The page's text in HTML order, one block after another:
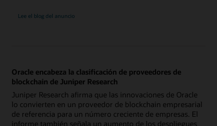
Lee el blog del anuncio
Oracle encabeza la clasificación de proveedores de
blockchain de Juniper Research
Juniper Research afirma que las innovaciones de Oracle
lo convierten en un proveedor de blockchain empresarial
de referencia para un número creciente de empresas. El
informe también señala un aumento de los despliegues